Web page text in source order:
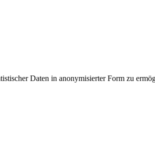
Daten in anonymisierter Form zu